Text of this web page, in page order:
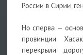
России в Сирии,
Но сперва —
провинции
перекрыли